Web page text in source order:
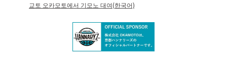
교토 오카모토에서 기모노 대여(한국어)